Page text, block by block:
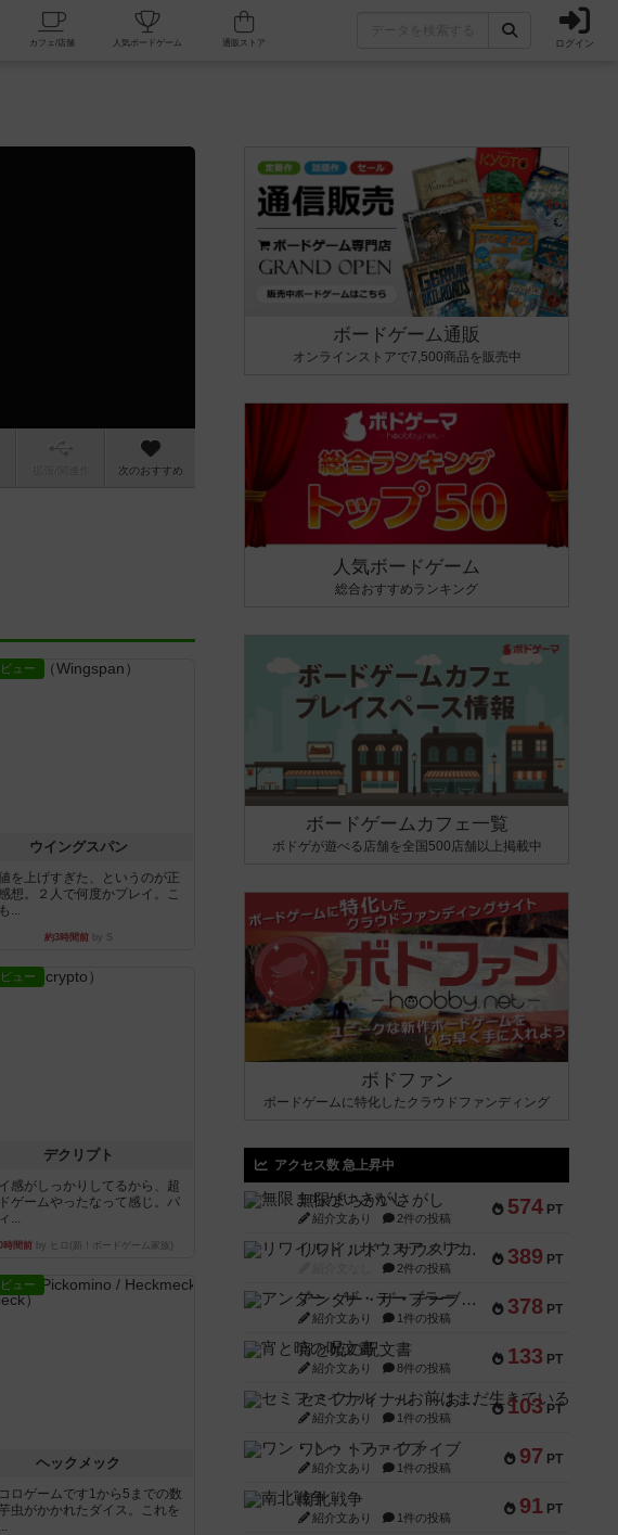
掲示板一覧 カフェ/店舗 人気ボードゲーム ログイン
次のおすすめ
ュー
ウイングスパン
を上げすぎた、というのが正
想。２人で何度かプレイ。こ
...
約3時間前by S
ュー
デクリプト
感がしっかりしてるから、超
ゲームやったなって感じ。パ
...
時間前 by ヒロ(新！ボードゲーム家族)
ュー
ヘックメック
ロゲームです1から5までの数
虫がかかれたダイス。これを
ボードゲーム通販
オンラインストアで7,500商品を販売中
人気ボードゲーム
総合おすすめランキング
ボードゲームカフェ一覧
ボドゲが遊べる店舗を全国500店舗以上掲載中
ボドファン
ボードゲームに特化したクラウドファンディング
アクセス数 急上昇中
574 PT
無限まちがいさがし
紹介文あり 2件の投稿
389 PT
リワイルド：サウスアメリカ
2件の投稿
378 PT
アンダー・ザ・テーブラー
紹介文あり 1件の投稿
133 PT
宵と暁の呪文書
紹介文あり 8件の投稿
103 PT
セミファイナル ～お前はまだ生きている～
紹介文あり 1件の投稿
97 PT
ワン・トゥ・ファイブ
紹介文あり 1件の投稿
91 PT
南北戦争
紹介文あり 1件の投稿